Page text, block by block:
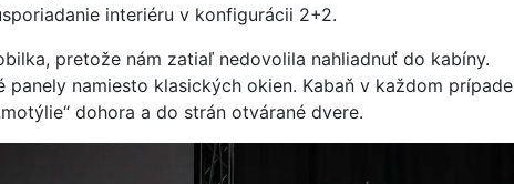
interiéru v konfigurácii 2+2.
pretože nám zatiaľ nedovolila nahliadnuť do kabíny.
panely namiesto klasických okien. Kabaň v každom prípade
dohora a do strán otvárané dvere.